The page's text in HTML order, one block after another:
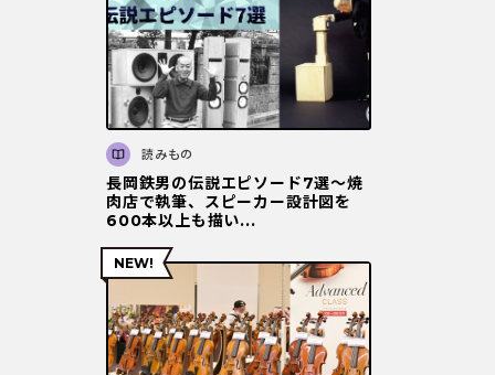
読みもの
長岡鉄男の伝説エピソード7選〜焼
肉店で執筆、スピーカー設計図を
600本以上も描い...